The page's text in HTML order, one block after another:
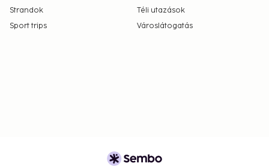
Strandok
Téli utazások
Sport trips
Városlátogatás